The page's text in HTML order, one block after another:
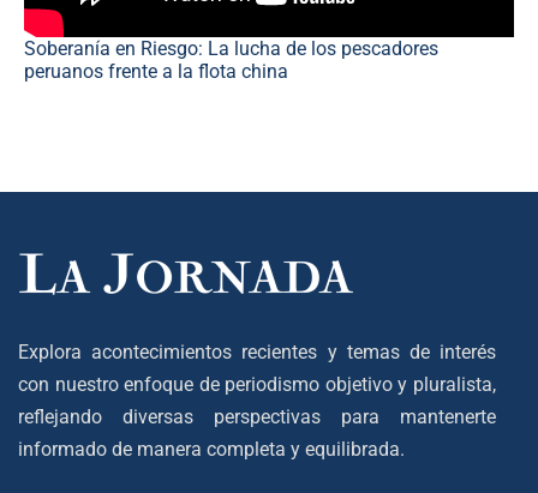
Soberanía en Riesgo: La lucha de los pescadores
peruanos frente a la flota china
Explora acontecimientos recientes y temas de interés
con nuestro enfoque de periodismo objetivo y pluralista,
reflejando diversas perspectivas para mantenerte
informado de manera completa y equilibrada.